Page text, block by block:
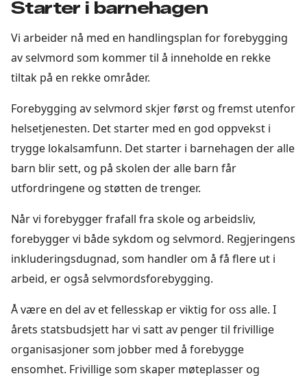
Starter i barnehagen
Vi arbeider nå med en handlingsplan for forebygging
av selvmord som kommer til å inneholde en rekke
tiltak på en rekke områder.
Forebygging av selvmord skjer først og fremst utenfor
helsetjenesten. Det starter med en god oppvekst i
trygge lokalsamfunn. Det starter i barnehagen der alle
barn blir sett, og på skolen der alle barn får
utfordringene og støtten de trenger.
Når vi forebygger frafall fra skole og arbeidsliv,
forebygger vi både sykdom og selvmord. Regjeringens
inkluderingsdugnad, som handler om å få flere ut i
arbeid, er også selvmordsforebygging.
Å være en del av et fellesskap er viktig for oss alle. I
årets statsbudsjett har vi satt av penger til frivillige
organisasjoner som jobber med å forebygge
ensomhet. Frivillige som skaper møteplasser og